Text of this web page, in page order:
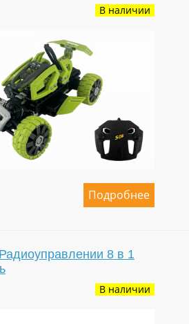
В наличии
Подробнее
8 в 1
В наличии